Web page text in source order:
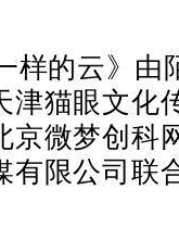
样的云》由
津猫眼文化
京微梦创科
有限公司联